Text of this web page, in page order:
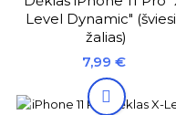
Level Dynamic"
žalias)
Kaina
7,99 €
